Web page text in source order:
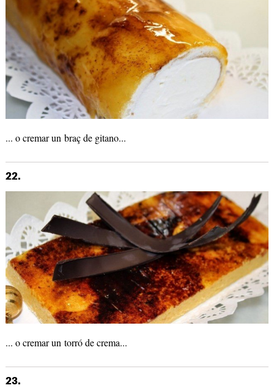
... o cremar un braç de gitano...
22.
... o cremar un torró de crema...
23.